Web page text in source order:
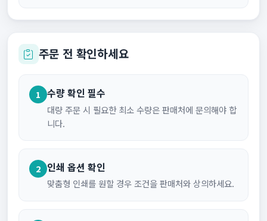
주문 전 확인하세요
1 수량 확인 필수
대량 주문 시 필요한 최소 수량은 판매처에 문의해야 합
니다.
2 인쇄 옵션 확인
맞춤형 인쇄를 원할 경우 조건을 판매처와 상의하세요.